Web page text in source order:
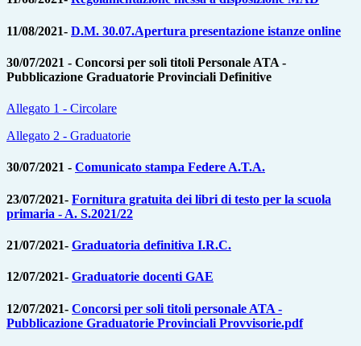
11/08/2021- D.M. 30.07.Apertura presentazione istanze online
30/07/2021 - Concorsi per soli titoli Personale ATA -
Pubblicazione Graduatorie Provinciali Definitive
Allegato 1 - Circolare
Allegato 2 - Graduatorie
30/07/2021 - Comunicato stampa Federe A.T.A.
23/07/2021- Fornitura gratuita dei libri di testo per la scuola
primaria - A. S.2021/22
21/07/2021- Graduatoria definitiva I.R.C.
12/07/2021- Graduatorie docenti GAE
12/07/2021- Concorsi per soli titoli personale ATA -
Pubblicazione Graduatorie Provinciali Provvisorie.pdf